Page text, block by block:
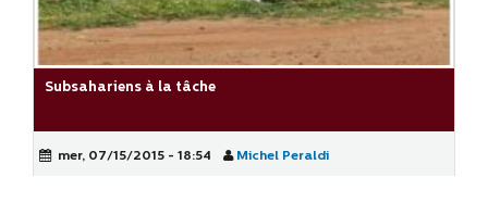
Subsahariens à la tâche
mer, 07/15/2015 - 18:54 Michel Peraldi